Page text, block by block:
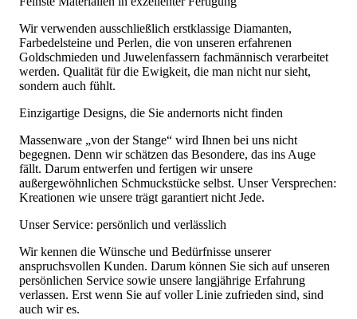
Wir verwenden ausschließlich erstklassige Diamanten,
Farbedelsteine und Perlen, die von unseren erfahrenen
Goldschmieden und Juwelenfassern fachmännisch verarbeitet
werden. Qualität für die Ewigkeit, die man nicht nur sieht,
sondern auch fühlt.
Einzigartige Designs, die Sie andernorts nicht finden
Massenware „von der Stange“ wird Ihnen bei uns nicht
begegnen. Denn wir schätzen das Besondere, das ins Auge
fällt. Darum entwerfen und fertigen wir unsere
außergewöhnlichen Schmuckstücke selbst. Unser Versprechen:
Kreationen wie unsere trägt garantiert nicht Jede.
Unser Service: persönlich und verlässlich
Wir kennen die Wünsche und Bedürfnisse unserer
anspruchsvollen Kunden. Darum können Sie sich auf unseren
persönlichen Service sowie unsere langjährige Erfahrung
verlassen. Erst wenn Sie auf voller Linie zufrieden sind, sind
auch wir es.